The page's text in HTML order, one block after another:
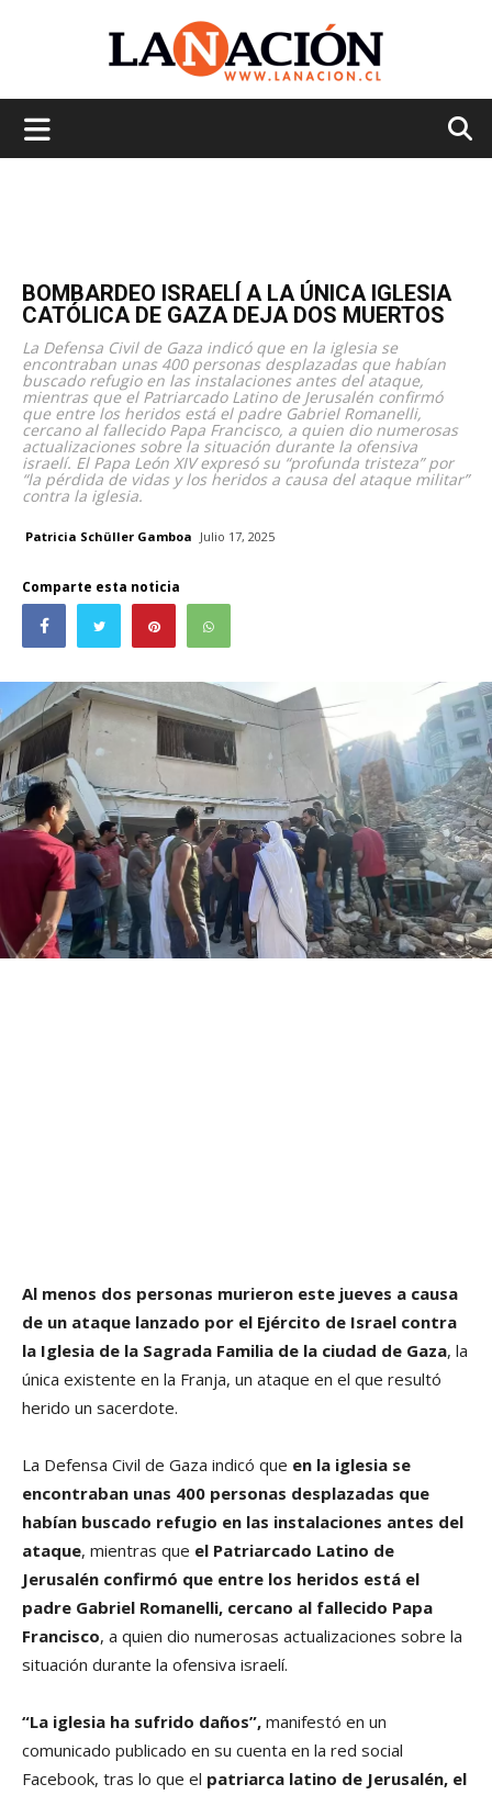
BOMBARDEO ISRAELÍ A LA ÚNICA IGLESIA
CATÓLICA DE GAZA DEJA DOS MUERTOS
La Defensa Civil de Gaza indicó que en la iglesia se
encontraban unas 400 personas desplazadas que habían
buscado refugio en las instalaciones antes del ataque,
mientras que el Patriarcado Latino de Jerusalén confirmó
que entre los heridos está el padre Gabriel Romanelli,
cercano al fallecido Papa Francisco, a quien dio numerosas
actualizaciones sobre la situación durante la ofensiva
israelí. El Papa León XIV expresó su “profunda tristeza” por
“la pérdida de vidas y los heridos a causa del ataque militar”
contra la iglesia.
Patricia Schüller Gamboa Julio 17, 2025
Comparte esta noticia
Al menos dos personas murieron este jueves a causa
de un ataque lanzado por el Ejército de Israel contra
la Iglesia de la Sagrada Familia de la ciudad de Gaza, la
única existente en la Franja, un ataque en el que resultó
herido un sacerdote.
La Defensa Civil de Gaza indicó que en la iglesia se
encontraban unas 400 personas desplazadas que
habían buscado refugio en las instalaciones antes del
ataque, mientras que el Patriarcado Latino de
Jerusalén confirmó que entre los heridos está el
padre Gabriel Romanelli, cercano al fallecido Papa
Francisco, a quien dio numerosas actualizaciones sobre la
situación durante la ofensiva israelí.
“La iglesia ha sufrido daños”, manifestó en un
comunicado publicado en su cuenta en la red social
Facebook, tras lo que el patriarca latino de Jerusalén, el